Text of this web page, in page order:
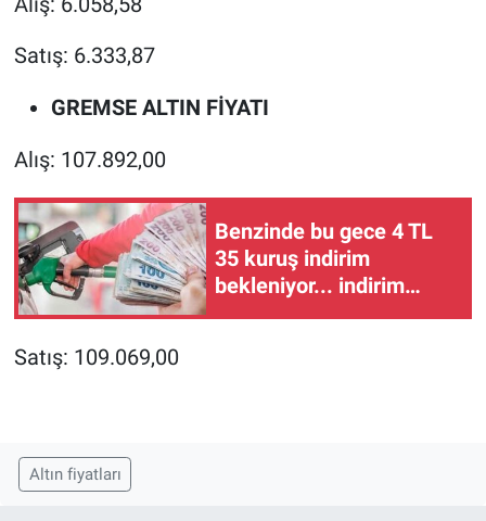
Satış: 6.333,87
GREMSE ALTIN FİYATI
Alış: 107.892,00
Benzinde bu gece 4 TL
35 kuruş indirim
bekleniyor... indirim
ÖTV'ye gidecek,
Satış: 109.069,00
Altın fiyatları